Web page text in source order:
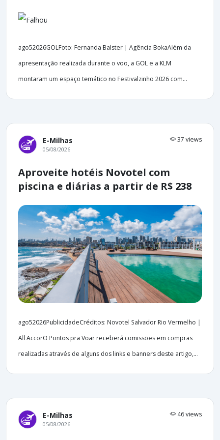
ago52026GOLFoto: Fernanda Balster | Agência BokaAlém da
apresentação realizada durante o voo, a GOL e a KLM
montaram um espaço temático no Festivalzinho 2026 com...
E-Milhas 37 views
05/08/2026
Aproveite hotéis Novotel com
piscina e diárias a partir de R$ 238
ago52026PublicidadeCréditos: Novotel Salvador Rio Vermelho |
All AccorO Pontos pra Voar receberá comissões em compras
realizadas através de alguns dos links e banners deste artigo,...
E-Milhas 46 views
05/08/2026